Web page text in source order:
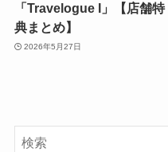
「Travelogue I」【店舗特
典まとめ】
2026年5月27日